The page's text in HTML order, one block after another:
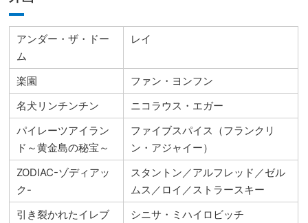
アンダー・ザ・ドー
ム
レイ
楽園
ファン・ヨンフン
名犬リンチンチン
ニコラウス・エガー
パイレーツアイラン
ド～黄金島の秘宝～
ファイブスパイス（フランクリ
ン・アジャイー）
ZODIAC-ゾディアッ
ク-
スタントン／アルフレッド／ゼル
ムス／ロイ／ストラースキー
引き裂かれたイレブ
シニサ・ミハイロビッチ